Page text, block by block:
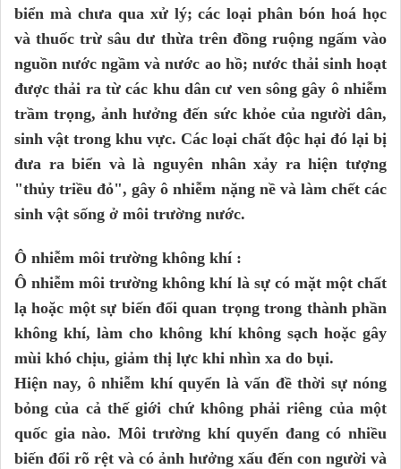
biển mà chưa qua xử lý; các loại phân bón hoá học
và thuốc trừ sâu dư thừa trên đồng ruộng ngấm vào
nguồn nước ngầm và nước ao hồ; nước thải sinh hoạt
được thải ra từ các khu dân cư ven sông gây ô nhiễm
trầm trọng, ảnh hưởng đến sức khỏe của người dân,
sinh vật trong khu vực. Các loại chất độc hại đó lại bị
đưa ra biển và là nguyên nhân xảy ra hiện tượng
"thủy triều đỏ", gây ô nhiễm nặng nề và làm chết các
sinh vật sống ở môi trường nước.
Ô nhiễm môi trường không khí :
Ô nhiễm môi trường không khí là sự có mặt một chất
lạ hoặc một sự biến đổi quan trọng trong thành phần
không khí, làm cho không khí không sạch hoặc gây
mùi khó chịu, giảm thị lực khi nhìn xa do bụi.
Hiện nay, ô nhiễm khí quyển là vấn đề thời sự nóng
bỏng của cả thế giới chứ không phải riêng của một
quốc gia nào. Môi trường khí quyển đang có nhiều
biến đổi rõ rệt và có ảnh hưởng xấu đến con người và